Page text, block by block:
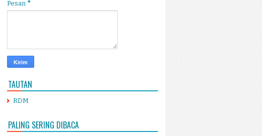
Pesan *
TAUTAN
RDM
PALING SERING DIBACA